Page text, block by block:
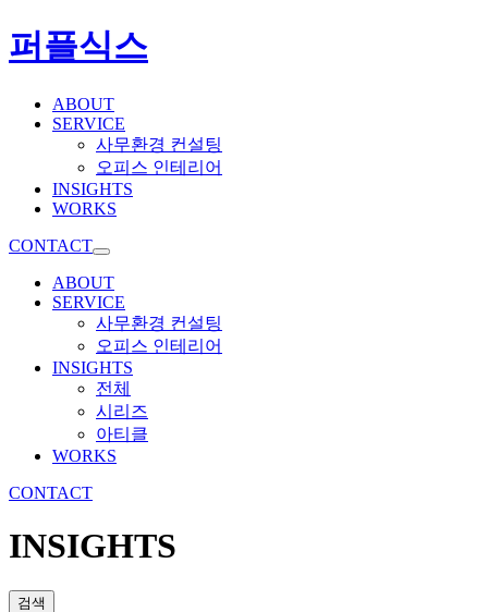
퍼플식스
ABOUT
SERVICE
사무환경 컨설팅
오피스 인테리어
INSIGHTS
WORKS
CONTACT
ABOUT
SERVICE
사무환경 컨설팅
오피스 인테리어
INSIGHTS
전체
시리즈
아티클
WORKS
CONTACT
INSIGHTS
검색